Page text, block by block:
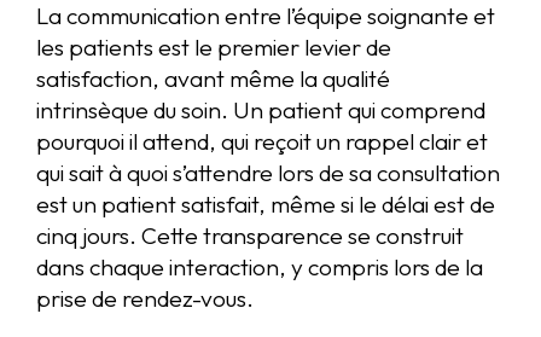
La communication entre l’équipe soignante et
les patients est le premier levier de
satisfaction, avant même la qualité
intrinsèque du soin. Un patient qui comprend
pourquoi il attend, qui reçoit un rappel clair et
qui sait à quoi s’attendre lors de sa consultation
est un patient satisfait, même si le délai est de
cinq jours. Cette transparence se construit
dans chaque interaction, y compris lors de la
prise de rendez-vous.